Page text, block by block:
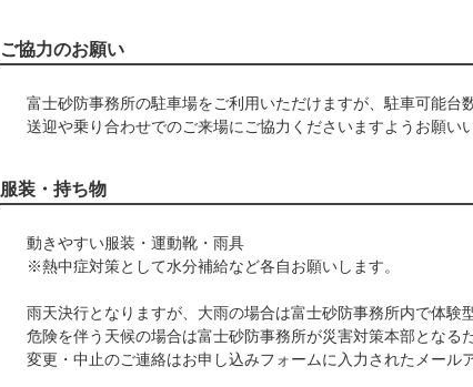
ご協力のお願い
富士砂防事務所の駐車場をご利用いただけますが、駐車可能台
送迎や乗り合わせでのご来場にご協力くださいますようお願い
服装・持ち物
動きやすい服装・運動靴・雨具
※熱中症対策として水分補給など各自お願いします。
雨天決行となりますが、大雨の場合は富士砂防事務所内で体験
危険を伴う天候の場合は富士砂防事務所が災害対策本部となる
変更・中止のご連絡はお申し込みフォームに入力されたメール